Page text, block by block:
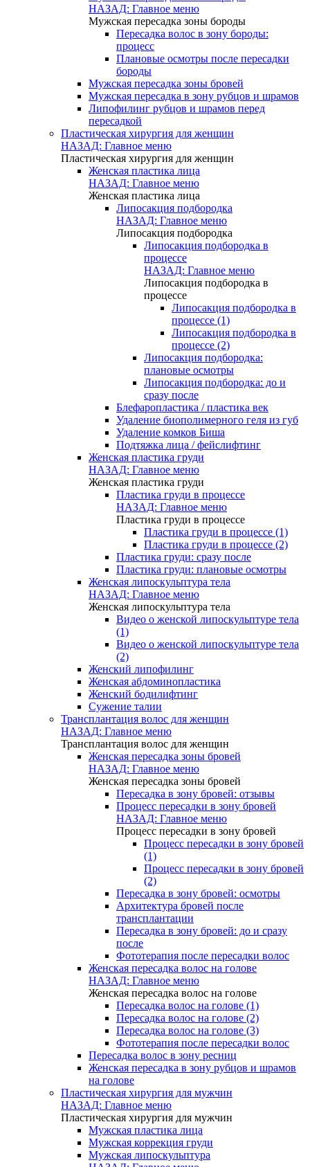
НАЗАД: Главное меню
Мужская пересадка зоны бороды
Пересадка волос в зону бороды:
процесс
Плановые осмотры после пересадки
бороды
Мужская пересадка зоны бровей
Мужская пересадка в зону рубцов и шрамов
Липофилинг рубцов и шрамов перед
пересадкой
Пластическая хирургия для женщин
НАЗАД: Главное меню
Пластическая хирургия для женщин
Женская пластика лица
НАЗАД: Главное меню
Женская пластика лица
Липосакция подбородка
НАЗАД: Главное меню
Липосакция подбородка
Липосакция подбородка в
процессе
НАЗАД: Главное меню
Липосакция подбородка в
процессе
Липосакция подбородка в
процессе (1)
Липосакция подбородка в
процессе (2)
Липосакция подбородка:
плановые осмотры
Липосакция подбородка: до и
сразу после
Блефаропластика / пластика век
Удаление биополимерного геля из губ
Удаление комков Биша
Подтяжка лица / фейслифтинг
Женская пластика груди
НАЗАД: Главное меню
Женская пластика груди
Пластика груди в процессе
НАЗАД: Главное меню
Пластика груди в процессе
Пластика груди в процессе (1)
Пластика груди в процессе (2)
Пластика груди: сразу после
Пластика груди: плановые осмотры
Женская липоскульптура тела
НАЗАД: Главное меню
Женская липоскульптура тела
Видео о женской липоскульптуре тела
(1)
Видео о женской липоскульптуре тела
(2)
Женский липофилинг
Женская абдоминопластика
Женский бодилифтинг
Сужение талии
Трансплантация волос для женщин
НАЗАД: Главное меню
Трансплантация волос для женщин
Женская пересадка зоны бровей
НАЗАД: Главное меню
Женская пересадка зоны бровей
Пересадка в зону бровей: отзывы
Процесс пересадки в зону бровей
НАЗАД: Главное меню
Процесс пересадки в зону бровей
Процесс пересадки в зону бровей
(1)
Процесс пересадки в зону бровей
(2)
Пересадка в зону бровей: осмотры
Архитектура бровей после
трансплантации
Пересадка в зону бровей: до и сразу
после
Фототерапия после пересадки волос
Женская пересадка волос на голове
НАЗАД: Главное меню
Женская пересадка волос на голове
Пересадка волос на голове (1)
Пересадка волос на голове (2)
Пересадка волос на голове (3)
Фототерапия после пересадки волос
Пересадка волос в зону ресниц
Женская пересадка в зону рубцов и шрамов
на голове
Пластическая хирургия для мужчин
НАЗАД: Главное меню
Пластическая хирургия для мужчин
Мужская пластика лица
Мужская коррекция груди
Мужская липоскульптура